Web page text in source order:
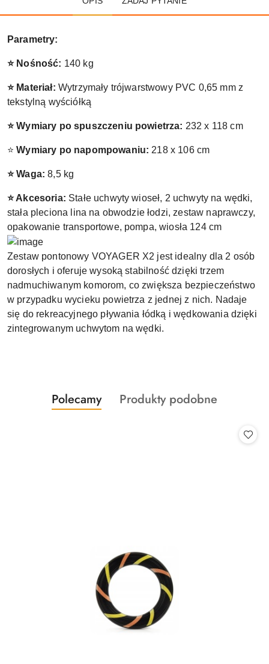
Parametry:
⭐ Nośność: 140 kg
⭐ Materiał: Wytrzymały trójwarstwowy PVC 0,65 mm z
tekstylną wyściółką
⭐ Wymiary po spuszczeniu powietrza: 232 x 118 cm
⭐Wymiary po napompowaniu: 218 x 106 cm
⭐ Waga: 8,5 kg
⭐ Akcesoria: Stałe uchwyty wioseł, 2 uchwyty na wędki,
stała pleciona lina na obwodzie łodzi, zestaw naprawczy,
opakowanie transportowe, pompa, wiosła 124 cm
Zestaw pontonowy VOYAGER X2 jest idealny dla 2 osób
dorosłych i oferuje wysoką stabilność dzięki trzem
nadmuchiwanym komorom, co zwiększa bezpieczeństwo
w przypadku wycieku powietrza z jednej z nich. Nadaje
się do rekreacyjnego pływania łódką i wędkowania dzięki
zintegrowanym uchwytom na wędki.
Pomiń karuzelę produktów
Produkty
o
Polecamy
Produkty
Produkty podobne